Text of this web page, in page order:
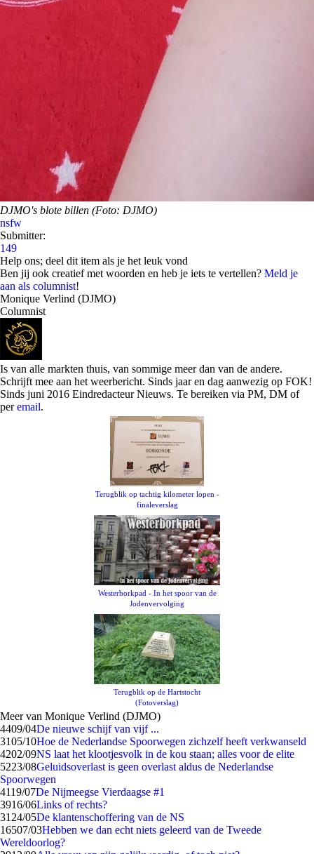
DJMO's blote billen (Foto: DJMO)
nsfw
Submitter:
149
Help ons; deel dit item als je het leuk vond
Ben jij ook creatief met woorden en heb je iets te vertellen? Meld je
aan als columnist!
Monique Verlind (DJMO)
Columnist
Is van alle markten thuis, van sommige meer dan van de andere.
Schrijft mee aan het weerbericht. Sinds jaar en dag aanwezig op FOK!
Sinds juni 2016 Eindredacteur Nieuws. Te bereiken via PM, DM of
peremail.
Terugblik op tachtig kilometer lopen -
finaleverslag
Westerborkpad - In het spoor van de
Jodenvervolging
Terugblik op de Hartstocht
(Fotoverslag)
Meer van Monique Verlind (DJMO)
4409/04De nieuwe schijf van vijf ...
3105/10Hoe de Nederlandse Spoorwegen zichzelf heeft verkwanseld
4202/09NS laat het klootjesvolk in de kou staan; alles voor de elite
5223/08Geluidsoverlast is geen overlast aldus de Nederlandse
Spoorwegen
4119/07De Nijmeegse Vierdaagse #1
3916/06Links of rechts?
31 24/05De klantenschoffering van de NS
16507/03Hebben we dan echt niets geleerd van de Tweede
Wereldoorlog?